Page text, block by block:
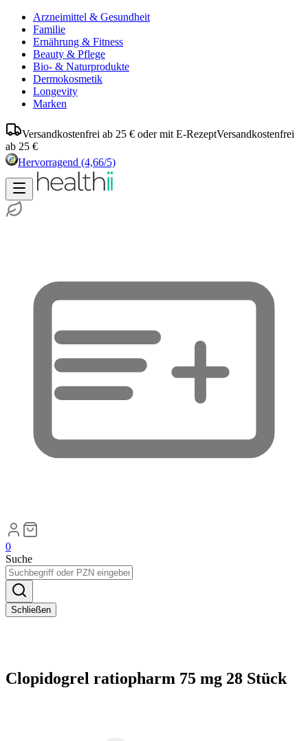
Arzneimittel & Gesundheit
Familie
Ernährung & Fitness
Beauty & Pflege
Bio- & Naturprodukte
Dermokosmetik
Longevity
Marken
Versandkostenfrei ab 25 € oder mit E-RezeptVersandkostenfrei
ab 25 €
Hervorragend (4,66/5)
0
Suche
Schließen
Clopidogrel ratiopharm 75 mg 28 Stück